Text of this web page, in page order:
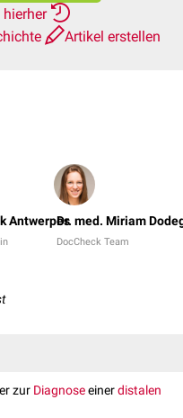
hierher
Artikel erstellen
AntwerpesDr. med. Miriam
DocCheck Team
zur Diagnoseeinerdistalen